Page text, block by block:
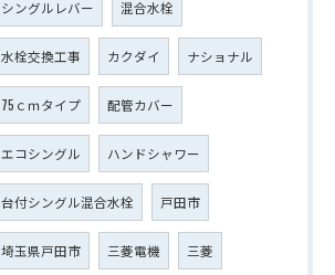
シングルレバー 混合水栓
水栓交換工事 カクダイ ナショナル
75ｃｍタイプ 配管カバー
エコシングル ハンドシャワー
台付シングル混合水栓 戸田市
埼玉県戸田市 三菱電機 三菱